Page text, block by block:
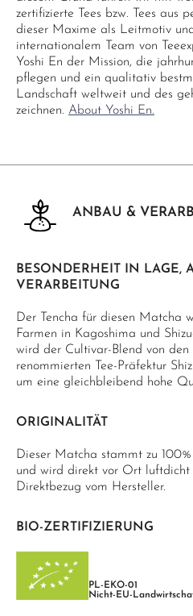
zertifizierte Tees bzw. Tees aus
dieser Maxime als Leitmotiv
internationalem Team von
Yoshi En der Mission, die
pflegen und ein qualitativ
Landschaft weltweit und des
zeichnen. About Yoshi En.
ANBAU &
BESONDERHEIT IN LAGE,
VERARBEITUNG
Der Tencha für diesen Matcha
Farmen in Kagoshima und
wird der Cultivar-Blend von den
renommierten Tee-Präfektur
um eine gleichbleibend hohe
ORIGINALITÄT
Dieser Matcha stammt zu
und wird direkt vor Ort luftdicht
Direktbezug vom Hersteller.
BIO-ZERTIFIZIERUNG
PL-EKO-01
Nicht-EU-